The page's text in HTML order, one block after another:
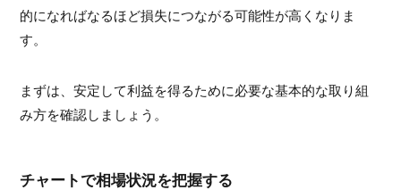
的になればなるほど損失につながる可能性が高くなりま
す。
まずは、安定して利益を得るために必要な基本的な取り組
み方を確認しましょう。
チャートで相場状況を把握する